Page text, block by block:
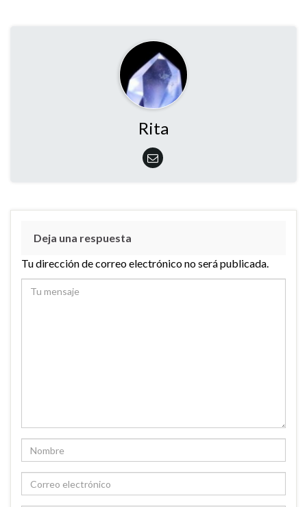
Rita
Deja una respuesta
Tu dirección de correo electrónico no será publicada.